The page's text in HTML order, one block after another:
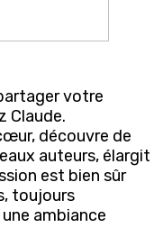
votre
Claude.
découvre de
auteurs, élargit
est bien sûr
toujours
ambiance